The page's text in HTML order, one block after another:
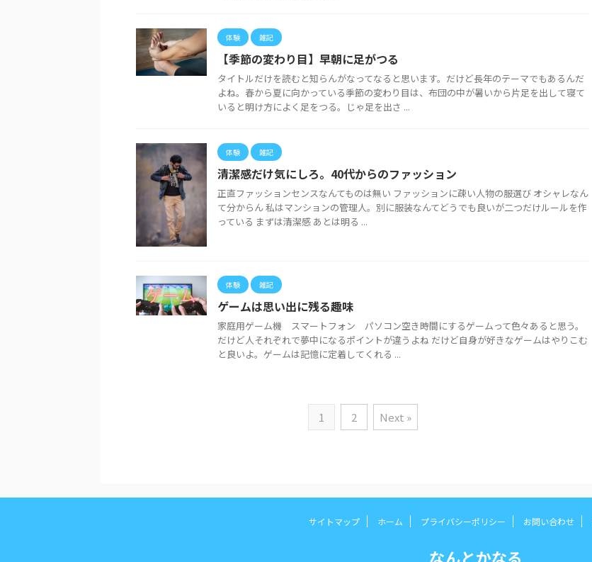
体験 雑記
【季節の変わり目】早朝に足がつる
タイトルだけを読むと知らんがなってなると思います。だけど長年のテーマでもあるんだ
よね。春から夏に向かっている季節の変わり目は、布団の中が暑いから片足を出して寝て
いると明け方によく足をつる。じゃ足を出さ ...
体験 雑記
清潔感だけ気にしろ。40代からのファッション
正直ファッションセンスなんてものは無い ファッションに疎い人物の服選び オシャレなん
て分からん 私はマンションの管理人。別に服装なんてどうでも良いが二つだけルールを作
っている まずは清潔感 あとは明る ...
体験 雑記
ゲームは思い出に残る趣味
家庭用ゲーム機 スマートフォン パソコン空き時間にするゲームって色々あると思う。
だけど人それぞれで夢中になるポイントが違うよね だけど自身が好きなゲームはやりこむ
と良いよ。ゲームは記憶に定着してくれる ...
1 2 Next »
サイトマップ ホーム プライバシーポリシー お問い合わせ
なんとかなる